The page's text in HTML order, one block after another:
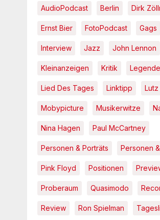
AudioPodcast Berlin Dirk
Ernst Bier FotoPodcast Gags
Interview Jazz John Lennon
Kleinanzeigen Kritik
Lied Des Tages Linktipp
Mobypicture Musikerwitze
Nina Hagen Paul McCartney
Personen & Porträts Personen
Pink Floyd Positionen
Proberaum Quasimodo
Review Ron Spielman